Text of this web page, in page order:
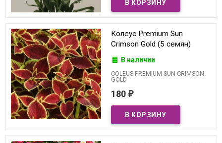
Колеус Premium Sun
Crimson Gold (5 семян)
В наличии
COLEUS PREMIUM SUN CRIMSON
GOLD
180 ₽